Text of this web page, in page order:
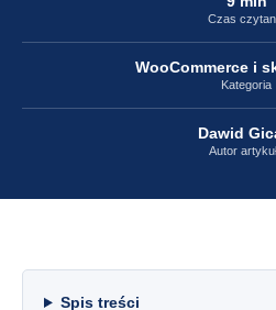
Czas
WooCommerce i
Kategoria
Dawid
Autor
Spis treści